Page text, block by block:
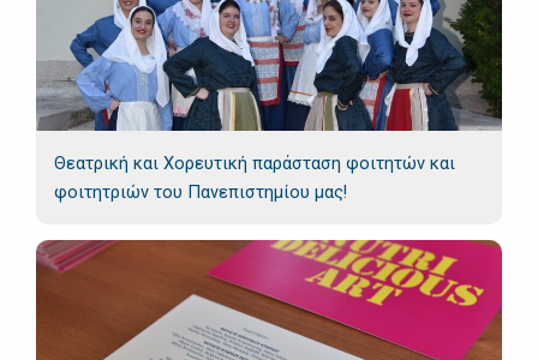
Θεατρική και Χορευτική παράσταση φοιτητών και
φοιτητριών του Πανεπιστημίου μας!